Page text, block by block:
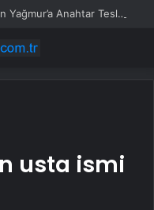
CHP Bilecik İl Başkanlığı’na Atanan Yağmur’a Anahtar Teslim Edilmedi
usta ismi